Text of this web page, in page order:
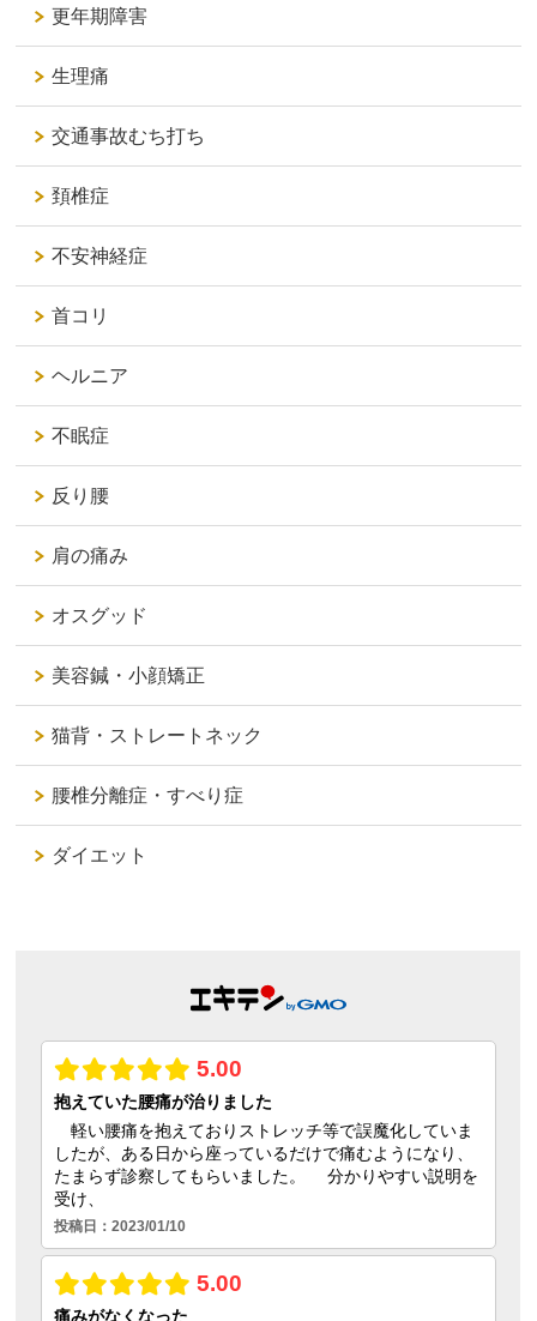
更年期障害
生理痛
交通事故むち打ち
頚椎症
不安神経症
首コリ
ヘルニア
不眠症
反り腰
肩の痛み
オスグッド
美容鍼・小顔矯正
猫背・ストレートネック
腰椎分離症・すべり症
ダイエット